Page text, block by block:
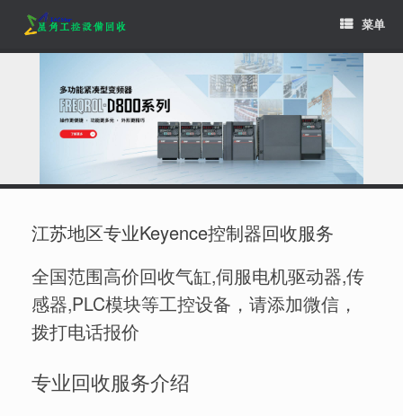
content
菜单
江苏地区专业Keyence控制器回收服务
全国范围高价回收气缸,伺服电机驱动器,传
感器,PLC模块等工控设备，请添加微信，
拨打电话报价
专业回收服务介绍